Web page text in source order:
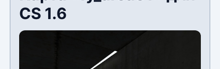
CS 1.6